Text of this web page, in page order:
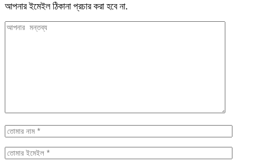
আপনার ইমেইল ঠিকানা প্রচার করা হবে না.